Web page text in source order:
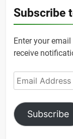
Subscribe
Enter your
receive
Email
Address
Subscribe